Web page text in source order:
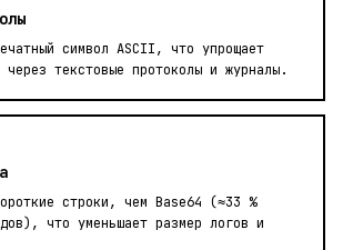
символ ASCII, что упрощает
через текстовые протоколы и журналы.
строки, чем Base64 (≈33 %
что уменьшает размер логов и